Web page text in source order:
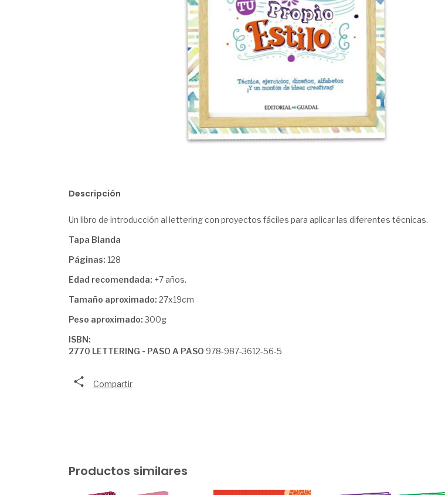
Descripción
Un libro de introducción al lettering con proyectos fáciles para aplicar las diferentes técnicas.
Tapa Blanda
Páginas: 128
Edad recomendada: +7 años.
Tamaño aproximado: 27x19cm
Peso aproximado:300g
ISBN:
2770 LETTERING - PASO A PASO 978-987-3612-56-5
Compartir
Productos similares